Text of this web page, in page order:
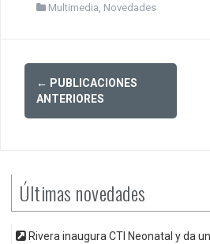
Multimedia Novedades
Posts
navigation
← PUBLICACIONES
ANTERIORES
Últimas novedades
Rivera inaugura CTI Neonatal y da